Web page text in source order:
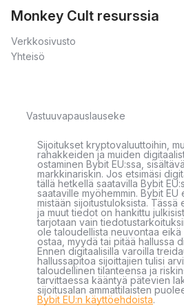
Monkey Cult resurssia
Verkkosivusto
Yhteisö
Vastuuvapauslauseke
Sijoitukset kryptovaluuttoihin,
rahakkeiden ja muiden
ostaminen Bybit EU:ssa,
markkinariskin. Jos etsimäsi
tällä hetkellä saatavilla Bybit
saataville myöhemmin. Bybit EU
mistään sijoitustuloksista.
ja muut tiedot on hankittu
tarjotaan vain
ole taloudellista neuvontaa eikä
ostaa, myydä tai pitää hallussa
Ennen digitaalisilla varoilla
hallussapitoa sijoittajien tulisi
taloudellinen tilanteensa ja
tarvittaessa kääntyä pätevien
sijoitusalan ammattilaisten
Bybit EU:n käyttöehdoista.